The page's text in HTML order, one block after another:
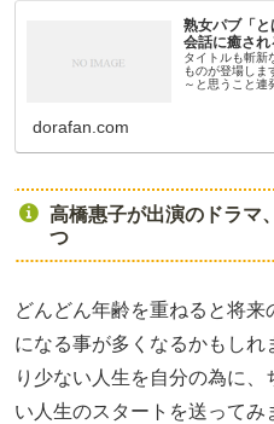
熟女パブ「
会話に癒され
タイトルも斬新
ものが登場しま
～と思うこと連
dorafan.com
高橋惠子が出演のドラマ
つ
どんどん年齢を重ねると将
になる事が多くなるかもし
り少ない人生を自分の為に
い人生のスタートを送ってみ